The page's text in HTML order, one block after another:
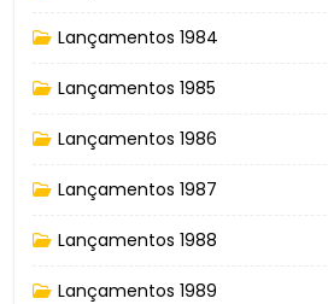
Lançamentos 1984
Lançamentos 1985
Lançamentos 1986
Lançamentos 1987
Lançamentos 1988
Lançamentos 1989